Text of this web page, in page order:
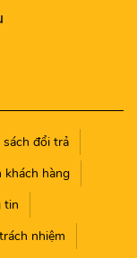
sách đổi trả
khách hàng
tin
nhiệm